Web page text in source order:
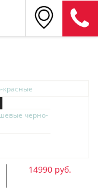
14990 руб.